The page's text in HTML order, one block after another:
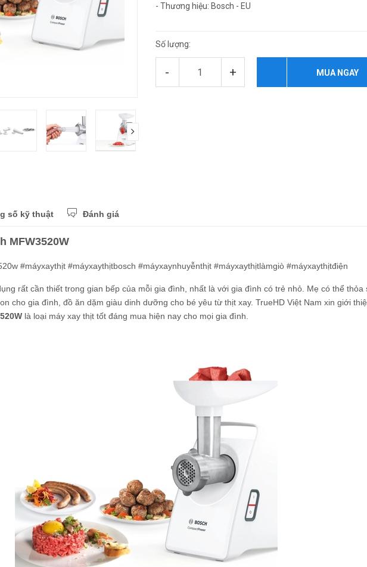
- Thương hiệu: Bosch - EU
Số lượng:
- + MUA NGAY
số kỹ thuật Đánh giá
MFW3520W
#máyxaythịt #máyxaythịtbosch #máyxaynhuyễnthịt #máyxaythịtlàmgiò #máyxaythịtđiện
rất cần thiết trong gian bếp của mỗi gia đình, nhất là với gia đình có trẻ nhỏ. Mẹ có thể thỏa
cho gia đình, đồ ăn dặm giàu dinh dưỡng cho bé yêu từ thịt xay. TrueHD Việt Nam xin giới
là loại máy xay thịt tốt đáng mua hiện nay cho mọi gia đình.